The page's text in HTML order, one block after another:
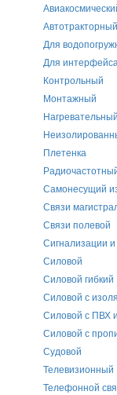
Автотракторный
Для
Для
Контрольный
Монтажный
Нагревательный
Плетенка
Самонесущий
Связи
Связи полевой
Сигнализации и
Силовой
Силовой гибкий
Силовой с
Силовой с ПВХ
Силовой с
Судовой
Телевизионный
Телефонной